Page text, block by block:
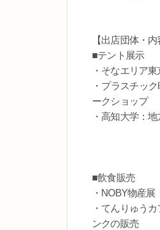
【出店団体・
■テント展示
・そなエリア
・プラスチッ
ークショップ
・高知大学：
■飲食販売
・NOBY物産
・てんりゅう
ンクの販売